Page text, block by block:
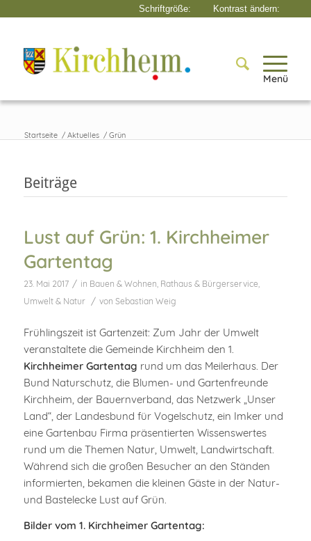
Menü
Startseite / Aktuelles / Grün
Beiträge
Lust auf Grün: 1. Kirchheimer
Gartentag
23. Mai 2017 / in Bauen & Wohnen, Rathaus & Bürgerservice,
Umwelt & Natur
/ von Sebastian Weig
Frühlingszeit ist Gartenzeit: Zum Jahr der Umwelt
veranstaltete die Gemeinde Kirchheim den 1.
Kirchheimer Gartentag rund um das Meilerhaus. Der
Bund Naturschutz, die Blumen- und Gartenfreunde
Kirchheim, der Bauernverband, das Netzwerk „Unser
Land“, der Landesbund für Vogelschutz, ein Imker und
eine Gartenbau Firma präsentierten Wissenswertes
rund um die Themen Natur, Umwelt, Landwirtschaft.
Während sich die großen Besucher an den Ständen
informierten, bekamen die kleinen Gäste in der Natur-
und Bastelecke Lust auf Grün.
Bilder vom 1. Kirchheimer Gartentag: